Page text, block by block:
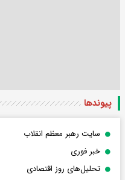
پیوندها
سایت رهبر معظم انقلاب
خبر فوری
تحلیل‌های روز اقتصادی